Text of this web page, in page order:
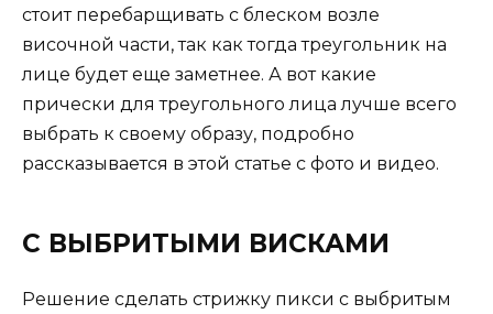
стоит перебарщивать с блеском возле
височной части, так как тогда треугольник на
лице будет еще заметнее. А вот какие
прически для треугольного лица лучше всего
выбрать к своему образу, подробно
рассказывается в этой статье с фото и видео.
С ВЫБРИТЫМИ ВИСКАМИ
Решение сделать стрижку пикси с выбритым